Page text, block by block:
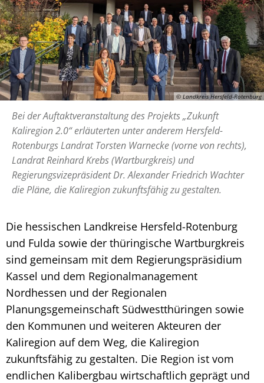
© Landkreis Hersfeld-Rotenburg
Bei der Auftaktveranstaltung des Projekts „Zukunft
Kaliregion 2.0“ erläuterten unter anderem Hersfeld-
Rotenburgs Landrat Torsten Warnecke (vorne von rechts),
Landrat Reinhard Krebs (Wartburgkreis) und
Regierungsvizepräsident Dr. Alexander Friedrich Wachter
die Pläne, die Kaliregion zukunftsfähig zu gestalten.
Die hessischen Landkreise Hersfeld-Rotenburg
und Fulda sowie der thüringische Wartburgkreis
sind gemeinsam mit dem Regierungspräsidium
Kassel und dem Regionalmanagement
Nordhessen und der Regionalen
Planungsgemeinschaft Südwestthüringen sowie
den Kommunen und weiteren Akteuren der
Kaliregion auf dem Weg, die Kaliregion
zukunftsfähig zu gestalten. Die Region ist vom
endlichen Kalibergbau wirtschaftlich geprägt und